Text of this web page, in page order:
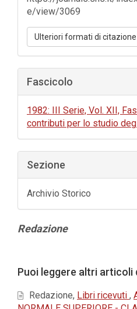
e/view/3069
Ulteriori formati di citazione
Fascicolo
1982: III Serie, Vol. XII,
contributi per lo studio
Sezione
Archivio Storico
Contenuto
Redazione
dell'articolo
Puoi leggere altri
Redazione, Libri ricevuti ,